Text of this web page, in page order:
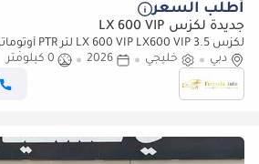
أطلب السعر
جديدة لكزس LX 600 VIP
المواصفات: مقاعد VIP، رادار وشاشة عرض رأسية، كاميرا
دبي خليجي 2026
0 كيلومتر